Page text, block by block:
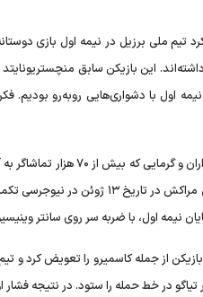
تیم ملی برزیل در نیمه اول بازی
داشته‌اند. این بازیکن سابق
کاسمیرو همچنین به
آماده‌سازی خود را برای اولین بازی
نیمه اول، با ضربه سر روی سانتر
در خط حمله را ستود. در نتیجه فشار